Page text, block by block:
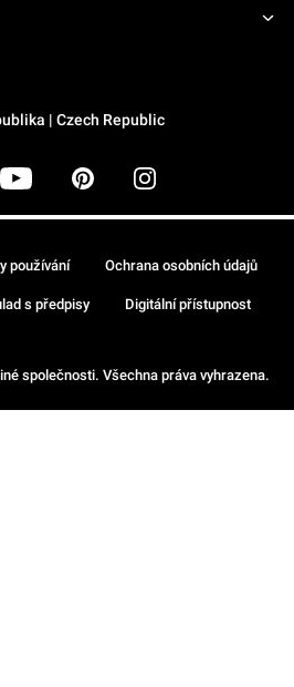
| Czech Republic
společnosti. Všechna práva vyhrazena.
používání Ochrana osobních údajů
s předpisy Digitální přístupnost